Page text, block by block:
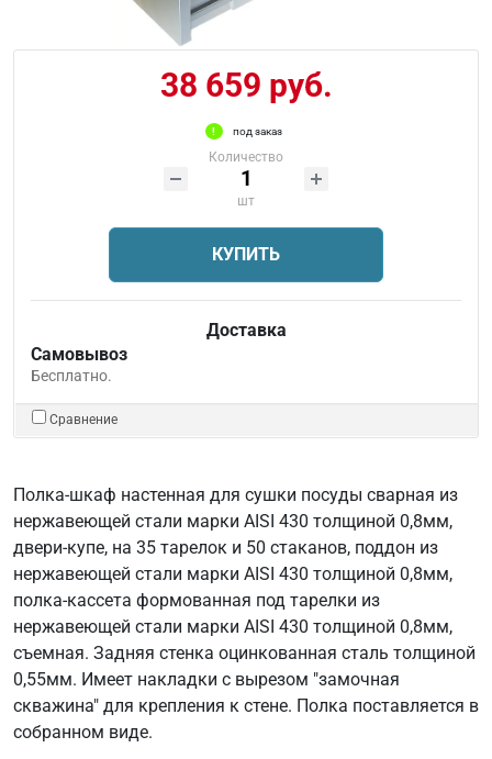
38 659 руб.
под заказ
Количество
шт
КУПИТЬ
Доставка
Самовывоз
Бесплатно.
Сравнение
Полка-шкаф настенная для сушки посуды сварная из
нержавеющей стали марки AISI 430 толщиной 0,8мм,
двери-купе, на 35 тарелок и 50 стаканов, поддон из
нержавеющей стали марки AISI 430 толщиной 0,8мм,
полка-кассета формованная под тарелки из
нержавеющей стали марки AISI 430 толщиной 0,8мм,
съемная. Задняя стенка оцинкованная сталь толщиной
0,55мм. Имеет накладки с вырезом "замочная
скважина" для крепления к стене. Полка поставляется в
собранном виде.